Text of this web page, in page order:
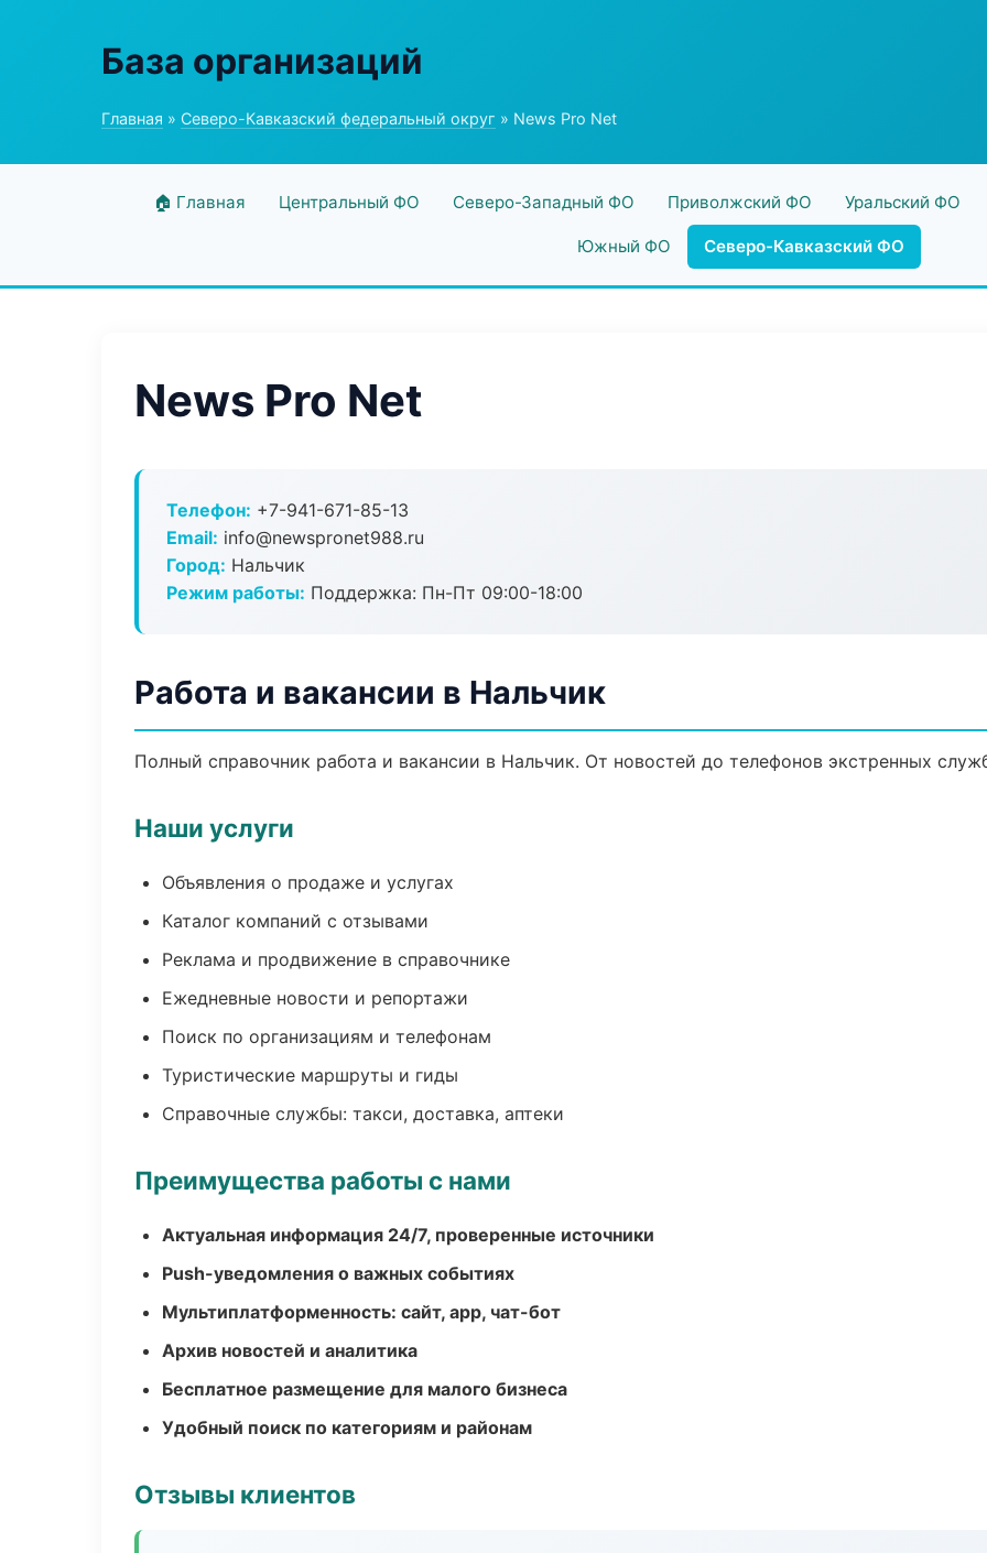
База организаций
Главная » Северо-Кавказский федеральный округ » News Pro Net
🏠 Главная Центральный ФО Северо-Западный ФО Приволжский ФО Уральский ФО
Южный ФО Северо-Кавказский ФО
News Pro Net
Телефон: +7-941-671-85-13
Email: info@newspronet988.ru
Город: Нальчик
Режим работы: Поддержка: Пн-Пт 09:00-18:00
Работа и вакансии в Нальчик
Полный справочник работа и вакансии в Нальчик. От новостей до телефонов экстренных
Наши услуги
Объявления о продаже и услугах
Каталог компаний с отзывами
Реклама и продвижение в справочнике
Ежедневные новости и репортажи
Поиск по организациям и телефонам
Туристические маршруты и гиды
Справочные службы: такси, доставка, аптеки
Преимущества работы с нами
Актуальная информация 24/7, проверенные источники
Push-уведомления о важных событиях
Мультиплатформенность: сайт, app, чат-бот
Архив новостей и аналитика
Бесплатное размещение для малого бизнеса
Удобный поиск по категориям и районам
Отзывы клиентов